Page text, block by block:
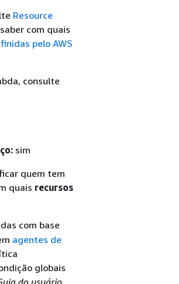
Resource
com quais
pelo AWS
consulte
sim
quem tem
quais recursos
com base
agentes de
globais
do usuário